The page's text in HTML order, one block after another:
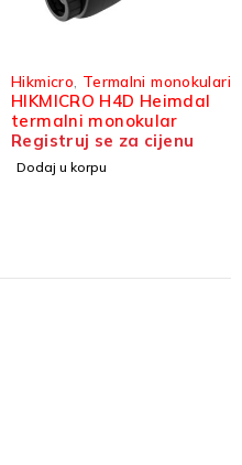
Hikmicro Termalni monokulari
HIKMICRO H4D Heimdal
termalni monokular
Registruj se za cijenu
Dodaj u korpu